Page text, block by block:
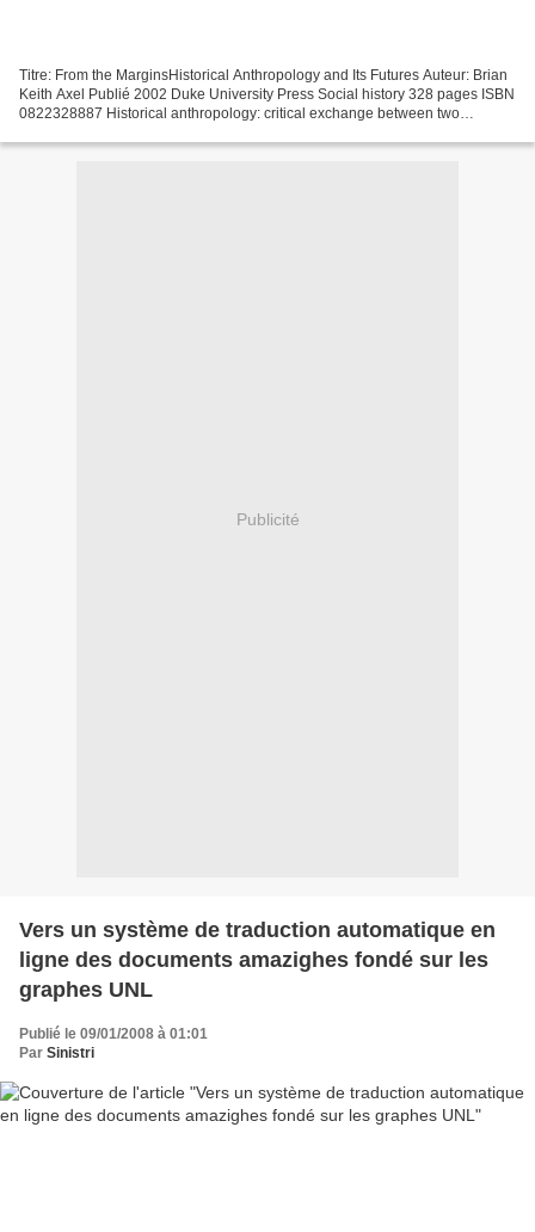
Titre: From the MarginsHistorical Anthropology and Its Futures Auteur: Brian
Keith Axel Publié 2002 Duke University Press Social history 328 pages ISBN
0822328887 Historical anthropology: critical exchange between two
Publicité
Vers un système de traduction automatique en
ligne des documents amazighes fondé sur les
graphes UNL
Publié le 09/01/2008 à 01:01
Par Sinistri